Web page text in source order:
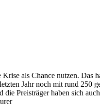
Krise als Chance nutzen. Das
Jahr noch mit rund 250
die Preisträger haben sich